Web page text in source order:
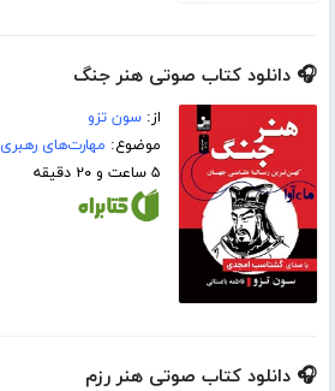
🎧 دانلود کتاب صوتی هنر جنگ
از:سون تزو
موضوع: مهارت‌های رهبری
۵ ساعت و ۲۰ دقیقه
🎧 دانلود کتاب صوتی هنر رزم